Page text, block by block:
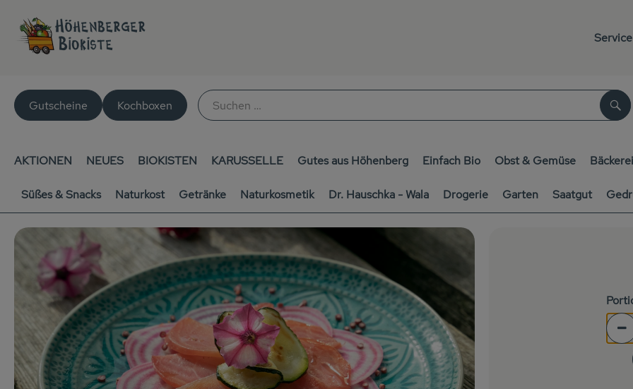
Service
Gutscheine Kochboxen
AKTIONEN NEUES BIOKISTEN KARUSSELLE Gutes aus Höhenberg Einfach Bio Obst & Gemüse Bäckerei
Süßes & Snacks Naturkost Getränke Naturkosmetik Dr. Hauschka - Wala Drogerie Garten Saatgut